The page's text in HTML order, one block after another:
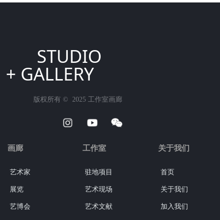
版权所有 ©  2025 工作室画廊
画廊
艺术家
展览
艺博会
驻地项目
艺术现场
艺术文献
工作室
首页
关于我们
加入我们
关于我们
STUDIO
+ GALLERY